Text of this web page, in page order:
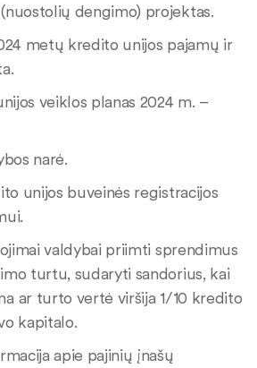
dengimo) projektas.
metų kredito unijos pajamų ir
veiklos planas 2024 m. –
narė.
unijos buveinės registracijos
valdybai priimti sprendimus
turtu, sudaryti sandorius, kai
ar turto vertė viršija 1/10 kredito
kapitalo.
apie pajinių įnašų